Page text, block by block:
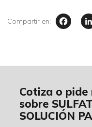
Compartir en:
Cotiza o
sobre
SOLUCIÓN